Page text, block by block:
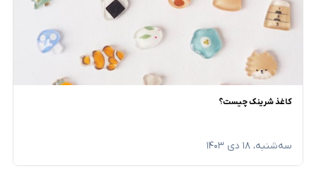
کاغذ شرینک چیست؟
سه‌شنبه، ۱۸ دی ۱۴۰۳